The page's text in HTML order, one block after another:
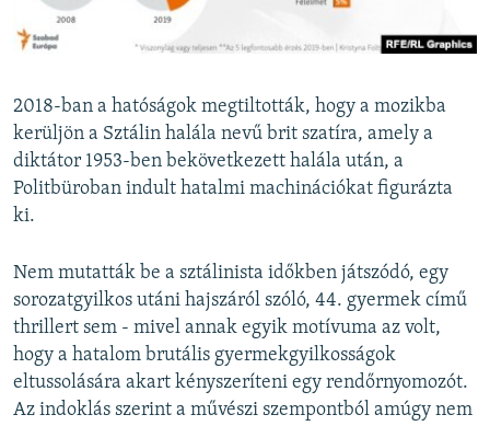
2018-ban a hatóságok megtiltották, hogy a mozikba
kerüljön a Sztálin halála nevű brit szatíra, amely a
diktátor 1953-ben bekövetkezett halála után, a
Politbüroban indult hatalmi machinációkat figurázta
ki.
Nem mutatták be a sztálinista időkben játszódó, egy
sorozatgyilkos utáni hajszáról szóló, 44. gyermek című
thrillert sem - mivel annak egyik motívuma az volt,
hogy a hatalom brutális gyermekgyilkosságok
eltussolására akart kényszeríteni egy rendőrnyomozót.
Az indoklás szerint a művészi szempontból amúgy nem